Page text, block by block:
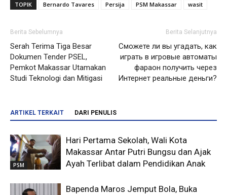
TOPIK Bernardo Tavares Persija PSM Makassar wasit
Berita Sebelumnya
Serah Terima Tiga Besar
Dokumen Tender PSEL,
Pemkot Makassar Utamakan
Studi Teknologi dan Mitigasi
Berita Selanjutnya
Сможете ли вы угадать, как
играть в игровые автоматы
фараон получить через
Интернет реальные деньги?
ARTIKEL TERKAIT DARI PENULIS
PSM
Hari Pertama Sekolah, Wali Kota
Makassar Antar Putri Bungsu dan Ajak
Ayah Terlibat dalam Pendidikan Anak
Bapenda Maros Jemput Bola, Buka